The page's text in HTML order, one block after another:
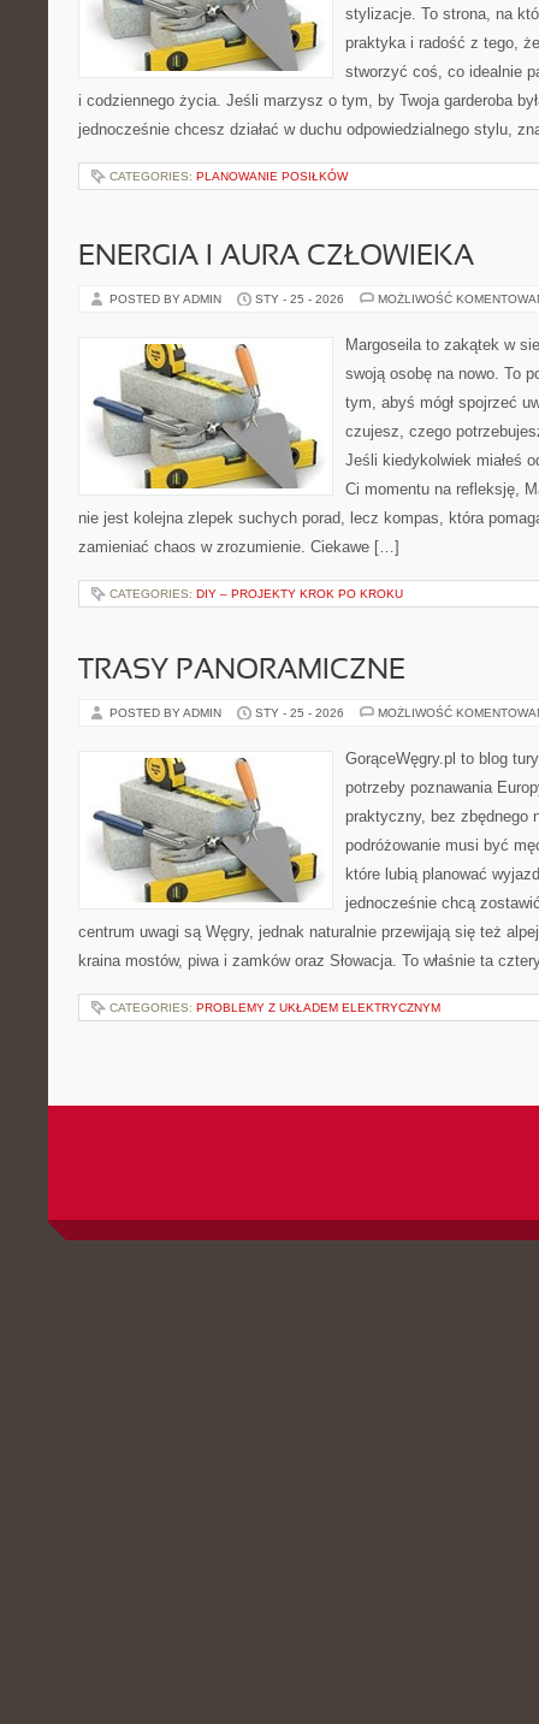
stylizacje. To strona, na
praktyka i radość z tego,
stworzyć coś, co idealnie
i codziennego życia. Jeśli marzysz o tym, by Twoja garderoba
jednocześnie chcesz działać w duchu odpowiedzialnego stylu,
CATEGORIES: PLANOWANIE POSIŁKÓW
ENERGIA I AURA CZŁOWIEKA
POSTED BY ADMIN STY - 25 - 2026 MOŻLIWOŚĆ
Margoseila to zakątek w
swoją osobę na nowo. To
tym, abyś mógł spojrzeć
czujesz, czego
Jeśli kiedykolwiek miałeś
Ci momentu na refleksję,
nie jest kolejna zlepek suchych porad, lecz kompas, która
zamieniać chaos w zrozumienie. Ciekawe […]
CATEGORIES: DIY – PROJEKTY KROK PO KROKU
TRASY PANORAMICZNE
POSTED BY ADMIN STY - 25 - 2026 MOŻLIWOŚĆ
GorąceWęgry.pl to blog
potrzeby poznawania
praktyczny, bez zbędnego
podróżowanie musi być
które lubią planować
jednocześnie chcą
centrum uwagi są Węgry, jednak naturalnie przewijają się też
kraina mostów, piwa i zamków oraz Słowacja. To właśnie ta
CATEGORIES: PROBLEMY Z UKŁADEM ELEKTRYCZNYM